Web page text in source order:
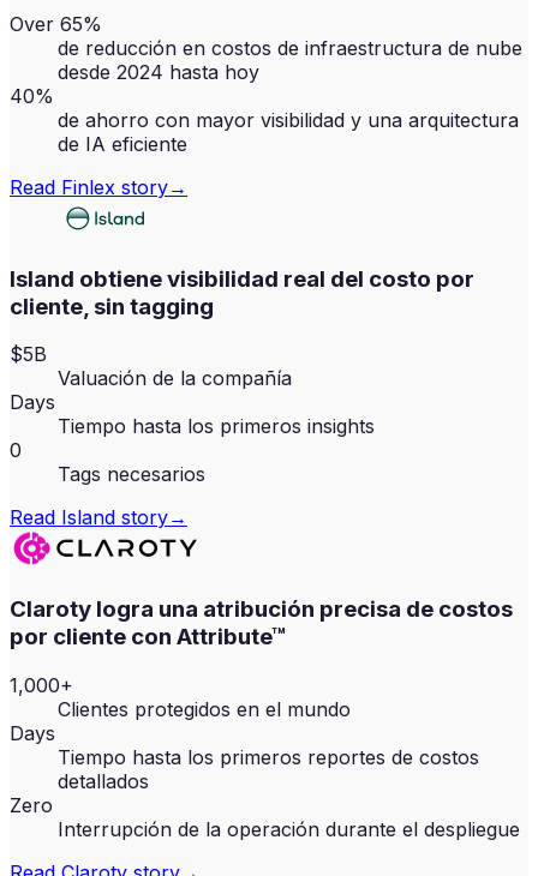
Over 65%
de reducción en costos de infraestructura de nube
desde 2024 hasta hoy
40%
de ahorro con mayor visibilidad y una arquitectura
de IA eficiente
Read Finlex story→
Island obtiene visibilidad real del costo por
cliente, sin tagging
$5B
Valuación de la compañía
Days
Tiempo hasta los primeros insights
0
Tags necesarios
Read Island story→
Claroty logra una atribución precisa de costos
por cliente con Attribute™
1,000+
Clientes protegidos en el mundo
Days
Tiempo hasta los primeros reportes de costos
detallados
Zero
Interrupción de la operación durante el despliegue